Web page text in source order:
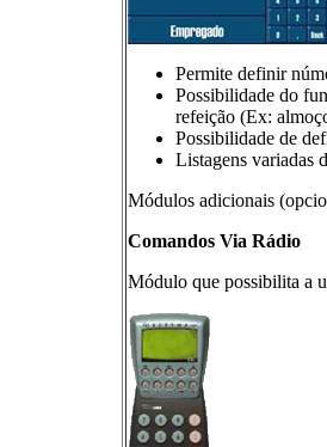
Permite definir
Possibilidade do
refeição (Ex:
Possibilidade de
Listagens variadas
Módulos adicionais
Comandos Via Rádio
Módulo que possibilita a